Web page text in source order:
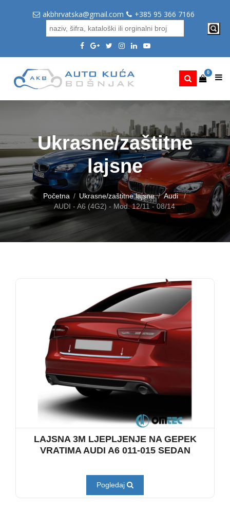
akbhrvatska@gmail.com +385 95 366 7166
0
Ukrasne/zaštitne
lajsne
Početna Ukrasne/zaštitne lajsne
Audi
AUDI - A6 (4G2) - Mod. 12/11 - 08/14
LAJSNA 3M LJEPLJENJE NA GEPEK
VRATIMA AUDI A6 011-015 SEDAN
Pogledaj